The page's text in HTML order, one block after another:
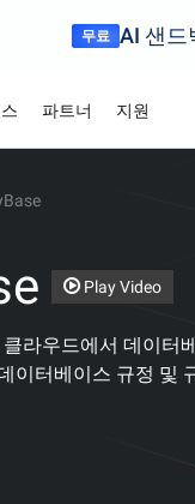
무료 AI 샌드
파트너 지원
Play Video
라우드에서 데이터
이터베이스 규정 및
델 서비스 및 응용 프로
인
시네마
야 하는 이유
계 서비스 지
Alibaba
속화하세
Go
글로벌
안전하
뢰받는
로 실행
서 컨테이너화
업계 최
가속화하
엔드투
웹 사이
Alibaba
스포츠
인텔리
디지털화
적을 즉각적
무료로 사용
유연하게
를 최대한
적인 클라우
최신 클
보기
백서
당사 기
션을 구축하
스, 시장 접
당사 파
가능한
해 클라우드
최적화하세
든 단계에 맞
피드백을
개선하는